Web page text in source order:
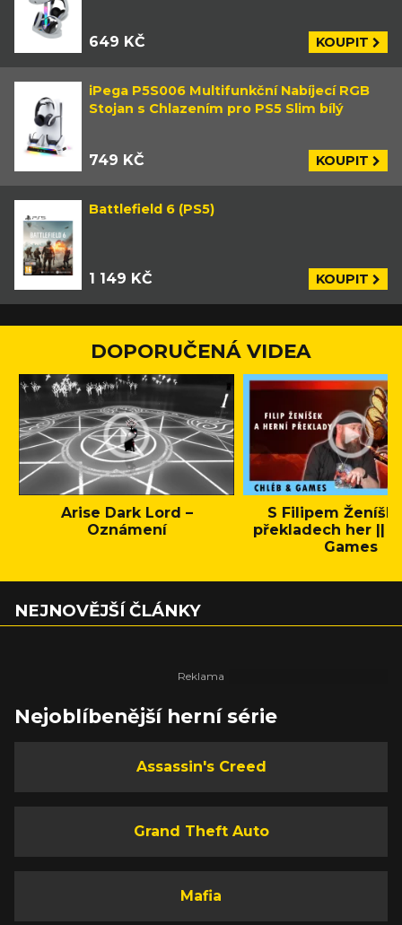
649 KČ KOUPIT
iPega P5S006 Multifunkční Nabíjecí RGB
Stojan s Chlazením pro PS5 Slim bílý
749 KČ KOUPIT
Battlefield 6 (PS5)
1 149 KČ KOUPIT
DOPORUČENÁ VIDEA
Arise Dark Lord –
Oznámení
S Filipem
překladech her ||
Games
NEJNOVĚJŠÍ ČLÁNKY
Nejoblíbenější herní série
Assassin's Creed
Grand Theft Auto
Mafia